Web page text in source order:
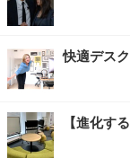
快適デス
【進化す